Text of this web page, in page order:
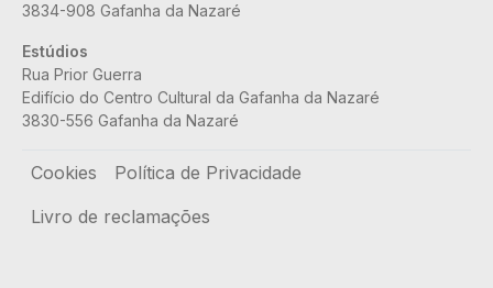
3834-908 Gafanha da Nazaré
Estúdios
Rua Prior Guerra
Edifício do Centro Cultural da Gafanha da Nazaré
3830-556 Gafanha da Nazaré
Rodapé
Cookies
Política de Privacidade
Livro de reclamações